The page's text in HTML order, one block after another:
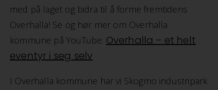
med på laget og bidra til å forme fremtidens
Overhalla! Se og hør mer om Overhalla
kommune på YouTube: Overhalla – et helt
eventyr i seg selv
I Overhalla kommune har vi Skogmo industripark